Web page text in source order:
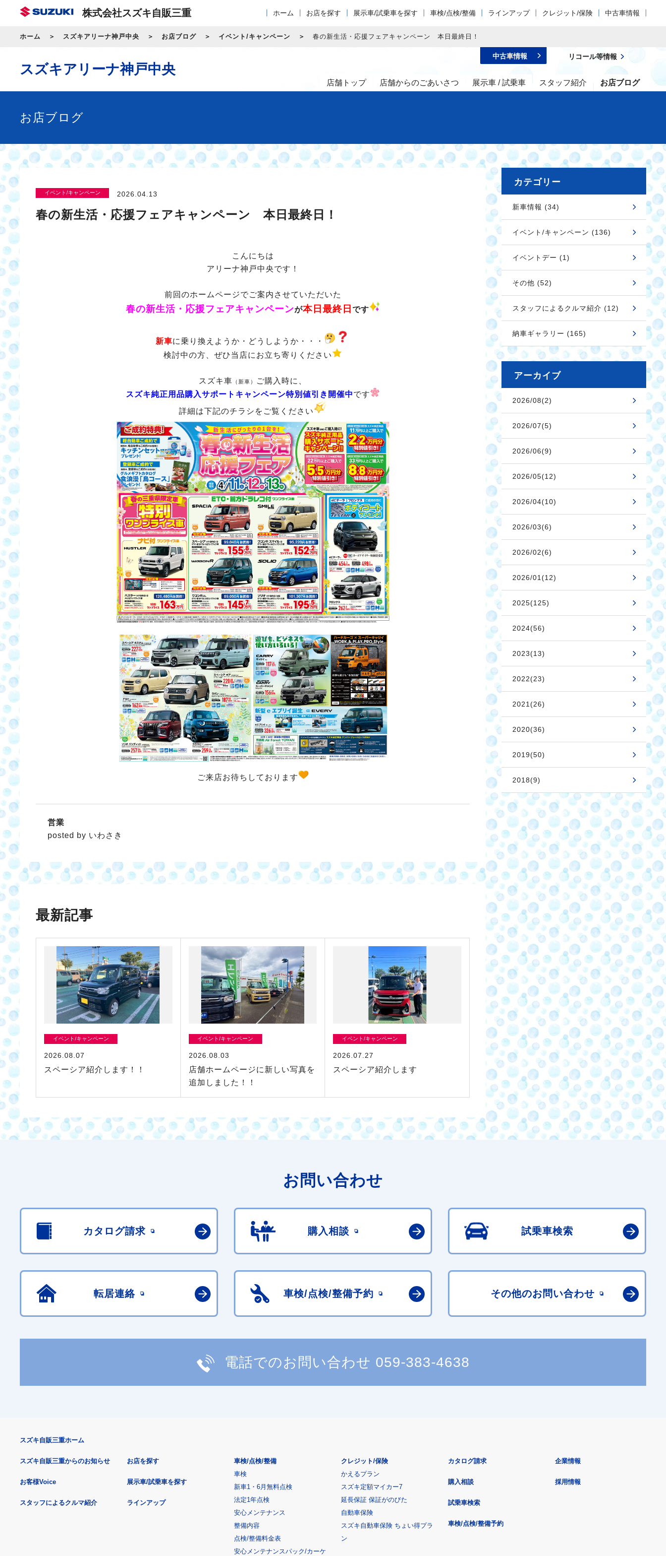
株式会社スズキ自販三重 ホーム お店を探す 展示車/試乗車を探す 車検/点検/整備 ラインアップ クレジット/保険 中古車情報
ホーム スズキアリーナ神戸中央 お店ブログ イベント/キャンペーン 春の新生活・応援フェアキャンペーン 本日最終日！
スズキアリーナ神戸中央
店舗トップ 店舗からのごあいさつ 展示車 / 試乗車 スタッフ紹介 お店ブログ
中古車情報 リコール等情報
お店ブログ
イベント/キャンペーン 2026.04.13
春の新生活・応援フェアキャンペーン 本日最終日！
こんにちは
アリーナ神戸中央です！
前回のホームページでご案内させていただいた
春の新生活・応援フェアキャンペーンが本日最終日 です
新車に乗り換えようか・どうしようか・・・
検討中の方、ぜひ当店にお立ち寄りください
スズキ車 （新車）
ご購入時に、
スズキ純正用品購入サポートキャンペーン特別値引き 開催中です
詳細は下記のチラシをご覧ください
ご来店お待ちしております
営業
posted by いわさき
最新記事
イベント/キャンペーン
2026.08.07
スペーシア紹介します！！
イベント/キャンペーン
2026.08.03
店舗ホームページに新しい写真を
追加しました！！
イベント/キャンペーン
2026.07.27
スペーシア紹介します
カテゴリー
新車情報 (34)
イベント/キャンペーン (136)
イベントデー (1)
その他 (52)
スタッフによるクルマ紹介 (12)
納車ギャラリー (165)
アーカイブ
2026/08(2)
2026/07(5)
2026/06(9)
2026/05(12)
2026/04(10)
2026/03(6)
2026/02(6)
2026/01(12)
2025(125)
2024(56)
2023(13)
2022(23)
2021(26)
2020(36)
2019(50)
2018(9)
お問い合わせ
カタログ請求 購入相談 試乗車検索
転居連絡 車検/点検/整備予約 その他のお問い合わせ
電話でのお問い合わせ 059-383-4638
スズキ自販三重ホーム
スズキ自販三重からのお知らせ
お客様Voice
スタッフによるクルマ紹介
お店を探す
展示車/試乗車を探す
ラインアップ
車検/点検/整備
車検
新車1・6月無料点検
法定1年点検
安心メンテナンス
整備内容
点検/整備料金表
安心メンテナンスパック/カーケ
クレジット/保険
かえるプラン
スズキ定額マイカー7
延長保証 保証がのびた
自動車保険
スズキ自動車保険 ちょい得プラ
ン
カタログ請求
購入相談
試乗車検索
車検/点検/整備予約
企業情報
採用情報